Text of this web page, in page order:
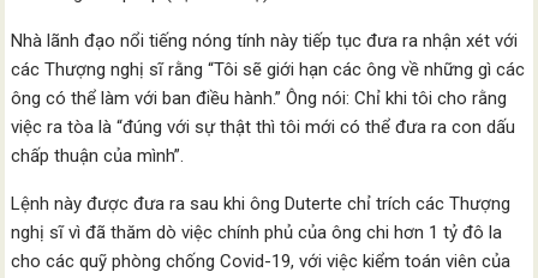
Nhà lãnh đạo nổi tiếng nóng tính này tiếp tục đưa ra nhận xét với
các Thượng nghị sĩ rằng “Tôi sẽ giới hạn các ông về những gì các
ông có thể làm với ban điều hành.” Ông nói: Chỉ khi tôi cho rằng
việc ra tòa là “đúng với sự thật thì tôi mới có thể đưa ra con dấu
chấp thuận của mình”.
Lệnh này được đưa ra sau khi ông Duterte chỉ trích các Thượng
nghị sĩ vì đã thăm dò việc chính phủ của ông chi hơn 1 tỷ đô la
cho các quỹ phòng chống Covid-19, với việc kiểm toán viên của